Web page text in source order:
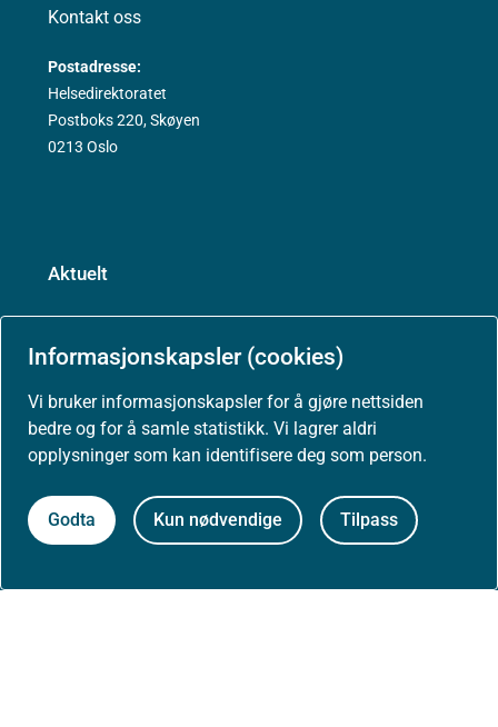
Informasjonskapsler (cookies)
Vi bruker informasjonskapsler for å gjøre nettsiden
bedre og for å samle statistikk. Vi lagrer aldri
opplysninger som kan identifisere deg som person.
Godta Kun nødvendige Tilpass
Kontakt oss
Postadresse:
Helsedirektoratet
Postboks 220, Skøyen
0213 Oslo
Aktuelt
Arrangementer
Høringer
Presse